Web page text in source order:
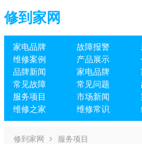
修到家网
家电品牌 故障报警
维修案例
产品展示
品牌新闻
家电品牌
常见故障
常见问题
服务项目
市场新闻
维修之家
维修常识
修到家网 服务项目